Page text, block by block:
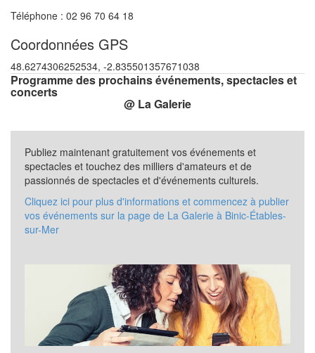
Téléphone : 02 96 70 64 18
Coordonnées GPS
48.6274306252534, -2.835501357671038
Programme des prochains événements, spectacles et
concerts
@ La Galerie
Publiez maintenant gratuitement vos événements et
spectacles et touchez des milliers d'amateurs et de
passionnés de spectacles et d'événements culturels.
Cliquez ici pour plus d'informations et commencez à publier
vos événements sur la page de La Galerie à Binic-Étables-
sur-Mer